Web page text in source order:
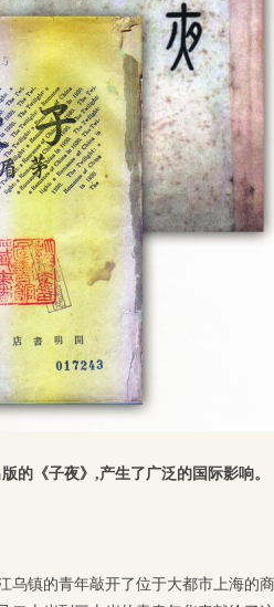
的《子夜》,产生了广泛的国际影响。
乌镇的青年敲开了位于大都市上海的